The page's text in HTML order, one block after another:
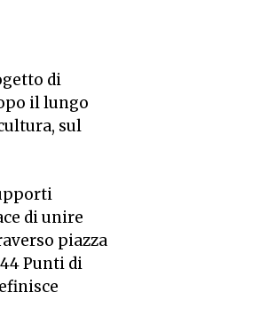
di
il lungo
sul
di unire
piazza
Punti di